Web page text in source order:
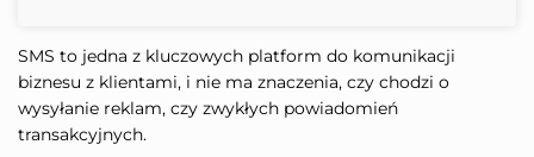
SMS to jedna z kluczowych platform do komunikacji
biznesu z klientami, i nie ma znaczenia, czy chodzi o
wysyłanie reklam, czy zwykłych powiadomień
transakcyjnych.